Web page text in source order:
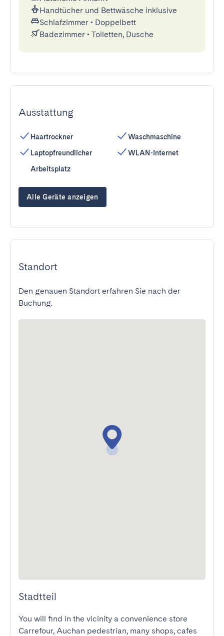
Handtücher und Bettwäsche inklusive
Schlafzimmer • Doppelbett
Badezimmer • Toiletten, Dusche
Ausstattung
Haartrockner
Laptopfreundlicher
Arbeitsplatz
Waschmaschine
WLAN-Internet
Alle Geräte anzeigen
Standort
Den genauen Standort erfahren Sie nach der
Buchung.
Stadtteil
You will find in the vicinity a convenience store
Carrefour, Auchan pedestrian, many shops, cafes